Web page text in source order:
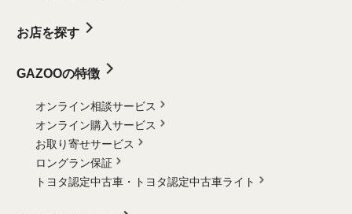
お店を探す
GAZOOの特徴
オンライン相談サービス
オンライン購入サービス
お取り寄せサービス
ロングラン保証
トヨタ認定中古車・
トヨタ認定中古車ライト